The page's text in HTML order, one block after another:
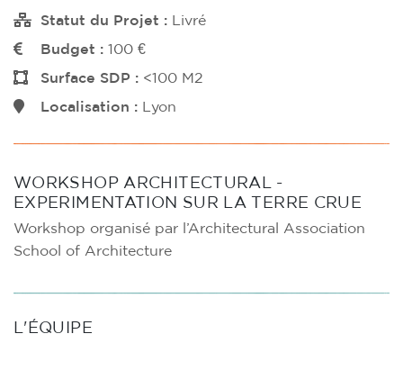
Statut du Projet : Livré
Budget : 100 €
Surface SDP : <100 M2
Localisation : Lyon
WORKSHOP ARCHITECTURAL -
EXPERIMENTATION SUR LA TERRE CRUE
Workshop organisé par l’Architectural Association
School of Architecture
L'ÉQUIPE